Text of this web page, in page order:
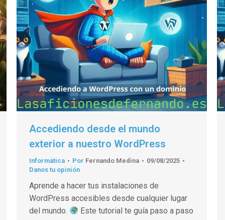
Accediendo desde el mundo
exterior a nuestro WordPress
Informática Por Fernando Medina
09/08/2025
Danos tu opinión
Aprende a hacer tus instalaciones de
WordPress accesibles desde cualquier lugar
del mundo.
Este tutorial te guía paso a paso